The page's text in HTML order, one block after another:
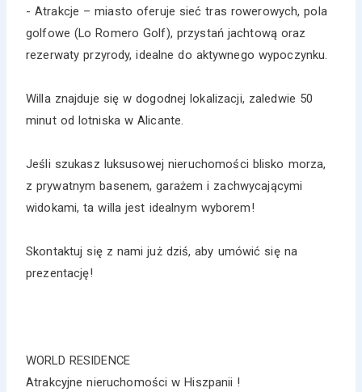
- Atrakcje – miasto oferuje sieć tras rowerowych, pola
golfowe (Lo Romero Golf), przystań jachtową oraz
rezerwaty przyrody, idealne do aktywnego wypoczynku.
Willa znajduje się w dogodnej lokalizacji, zaledwie 50
minut od lotniska w Alicante.
Jeśli szukasz luksusowej nieruchomości blisko morza,
z prywatnym basenem, garażem i zachwycającymi
widokami, ta willa jest idealnym wyborem!
Skontaktuj się z nami już dziś, aby umówić się na
prezentację!
WORLD RESIDENCE
Atrakcyjne nieruchomości w Hiszpanii !